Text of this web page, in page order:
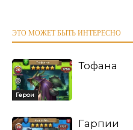
ЭТО МОЖЕТ БЫТЬ ИНТЕРЕСНО
Герои
Тофана
Гарпии